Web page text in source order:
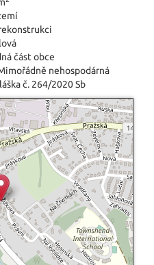
část obce
nehospodárná
č. 264/2020 Sb